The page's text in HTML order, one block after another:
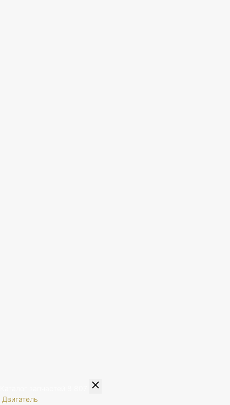
Двигатель